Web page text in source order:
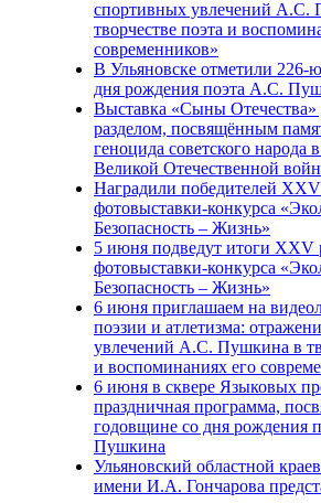
спортивных увлечений А.С.
творчестве поэта и
современников»
В Ульяновске отметили 226-
дня рождения поэта А.С.
Выставка «Сыны Отечества»
разделом, посвящённым
геноцида советского народа
Великой Отечественной
Наградили победителей
фотовыставки-конкурса
Безопасность – Жизнь»
5 июня подведут итоги XXV
фотовыставки-конкурса
Безопасность – Жизнь»
6 июня приглашаем на
поэзии и атлетизма:
увлечений А.С. Пушкина в
и воспоминаниях его
6 июня в сквере Языковых
праздничная программа,
годовщине со дня рождения
Пушкина
Ульяновский областной
имени И.А. Гончарова